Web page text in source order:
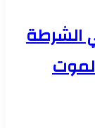
الشرطة